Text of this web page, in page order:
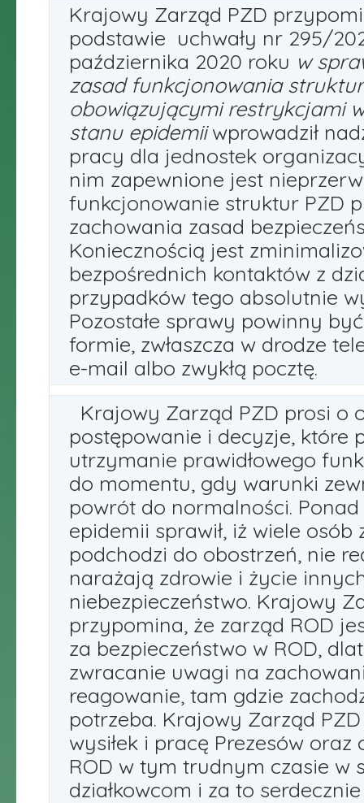
Krajowy Zarząd PZD
podstawie uchwały nr 295/
października 2020 roku w
zasad funkcjonowania
obowiązującymi restrykcjami
stanu epidemiiwprowadził
pracy dla jednostek
nim zapewnione jest
funkcjonowanie struktur PZD
zachowania zasad
Koniecznością jest
bezpośrednich kontaktów z
przypadków tego absolutnie
Pozostałe sprawy powinny
formie, zwłaszcza w drodze
e-mail albo zwykłą pocztę.
Krajowy Zarząd PZD prosi o
postępowanie i decyzje, które
utrzymanie prawidłowego
do momentu, gdy warunki
powrót do normalności.
epidemii sprawił, iż wiele osób
podchodzi do obostrzeń, nie
narażają zdrowie i życie
niebezpieczeństwo. Krajowy
przypomina, że zarząd ROD
za bezpieczeństwo w ROD,
zwracanie uwagi na
reagowanie, tam gdzie
potrzeba. Krajowy Zarząd
wysiłek i pracę Prezesów oraz
ROD w tym trudnym czasie w
działkowcom i za to